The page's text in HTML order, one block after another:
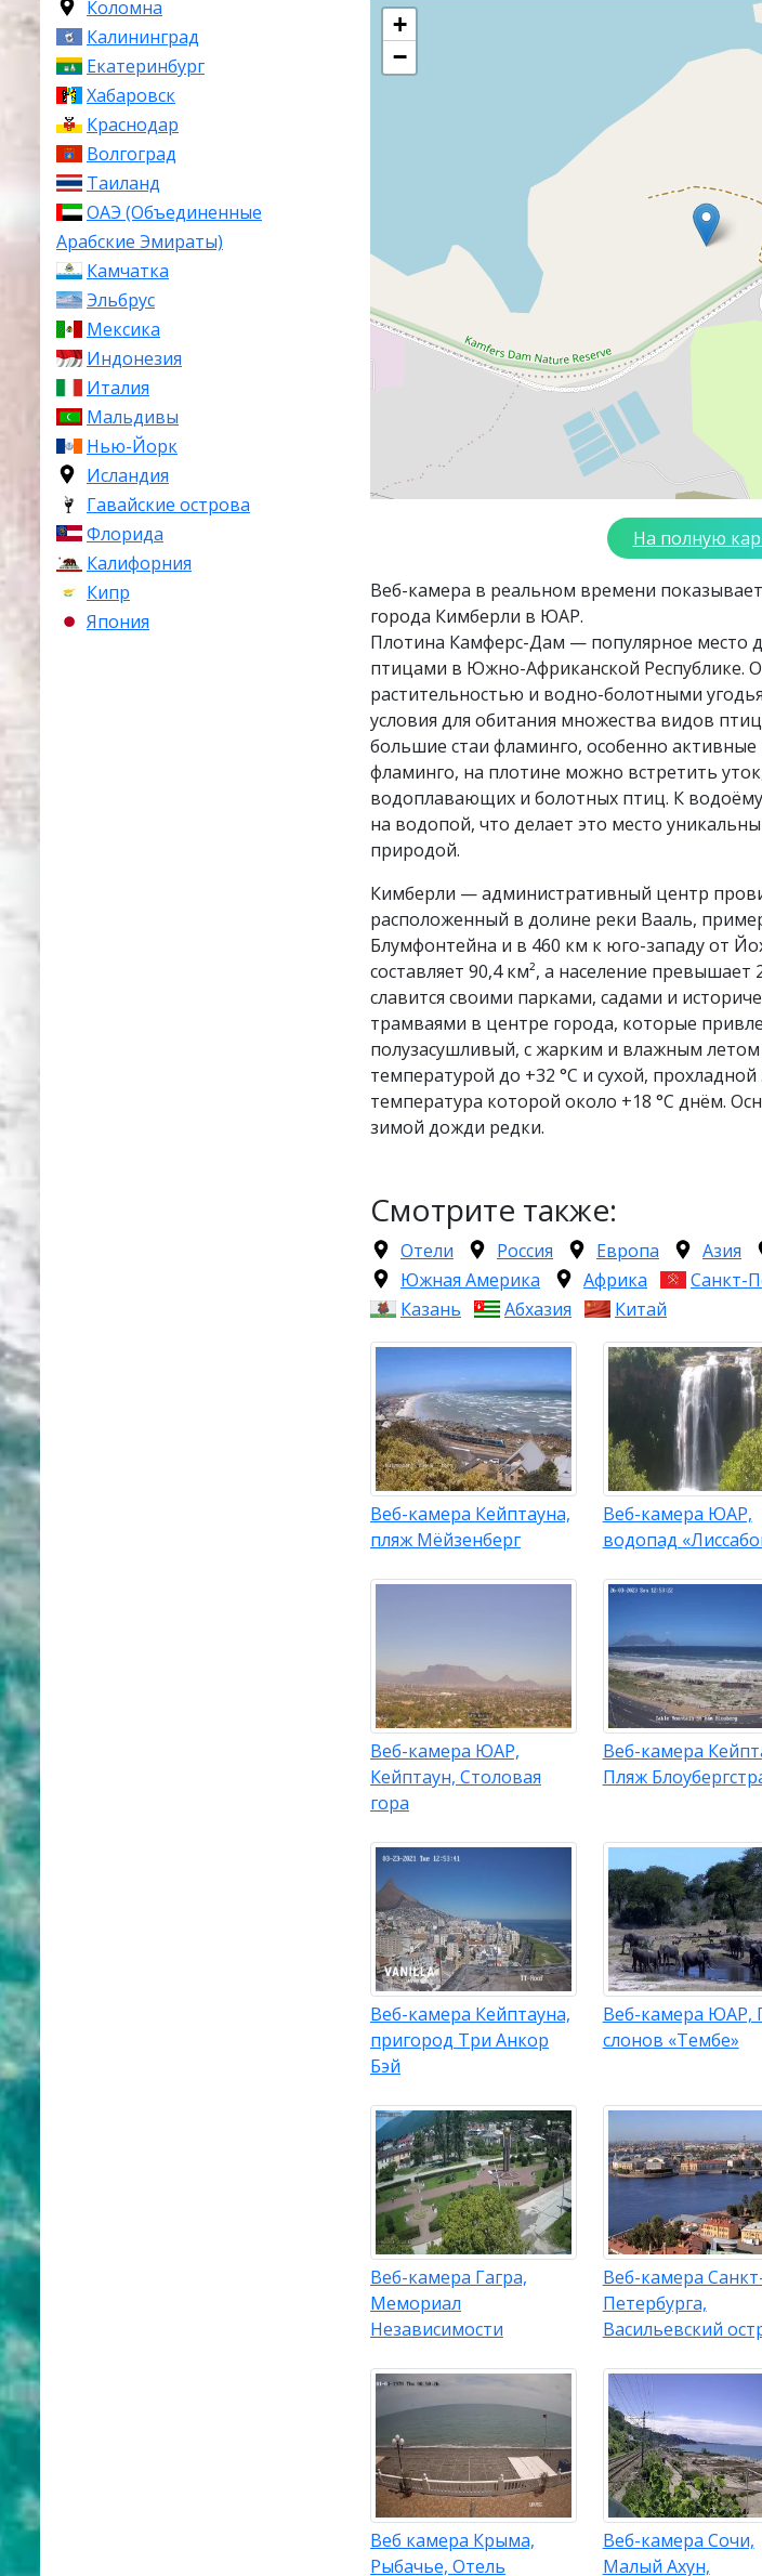
Коломна
Калининград
Екатеринбург
Хабаровск
Краснодар
Волгоград
Таиланд
ОАЭ (Объединенные
Арабские Эмираты)
Камчатка
Эльбрус
Мексика
Индонезия
Италия
Мальдивы
Нью-Йорк
Исландия
Гавайские острова
Флорида
Калифорния
Кипр
Япония
+
−
На полную
Веб-камера в реальном времени
города Кимберли в ЮАР.
Плотина Камферс-Дам — популярное место
птицами в Южно-Африканской Республике.
растительностью и водно-болотными
условия для обитания множества видов
большие стаи фламинго, особенно
фламинго, на плотине можно встретить
водоплавающих и болотных птиц. К
на водопой, что делает это место
природой.
Кимберли — административный центр
расположенный в долине реки Вааль,
Блумфонтейна и в 460 км к юго-западу от
составляет 90,4 км², а население превышает
славится своими парками, садами и
трамваями в центре города, которые
полузасушливый, с жарким и влажным
температурой до +32 °C и сухой,
температура которой около +18 °C днём.
зимой дожди редки.
Смотрите также:
Отели Россия Европа Азия
Южная Америка
Африка Санкт-
Казань
Абхазия Китай
Веб-камера Кейптауна,
пляж Мёйзенберг
Веб-камера ЮАР,
водопад
Веб-камера ЮАР,
Кейптаун, Столовая
гора
Веб-камера
Пляж
Веб-камера Кейптауна,
пригород Три Анкор
Бэй
Веб-камера ЮАР,
слонов «Тембе»
Веб-камера Гагра,
Мемориал
Независимости
Веб-камера
Петербурга,
Васильевский
Веб камера Крыма,
Рыбачье, Отель
Веб-камера Сочи,
Малый Ахун,